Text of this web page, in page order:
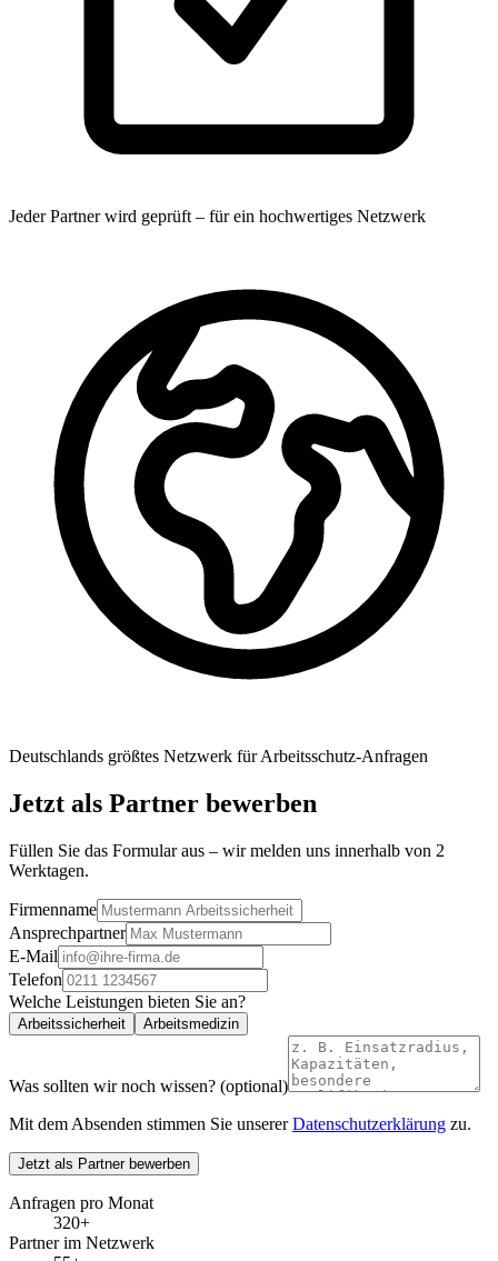
Jeder Partner wird geprüft – für ein hochwertiges Netzwerk
Deutschlands größtes Netzwerk für Arbeitsschutz-Anfragen
Jetzt als Partner bewerben
Füllen Sie das Formular aus – wir melden uns innerhalb von 2
Werktagen.
Firmenname
Ansprechpartner
E-Mail
Telefon
Welche Leistungen bieten Sie an?
Arbeitssicherheit Arbeitsmedizin
Was sollten wir noch wissen? (optional)
Mit dem Absenden stimmen Sie unserer Datenschutzerklärung zu.
Jetzt als Partner bewerben
Anfragen pro Monat
320+
Partner im Netzwerk